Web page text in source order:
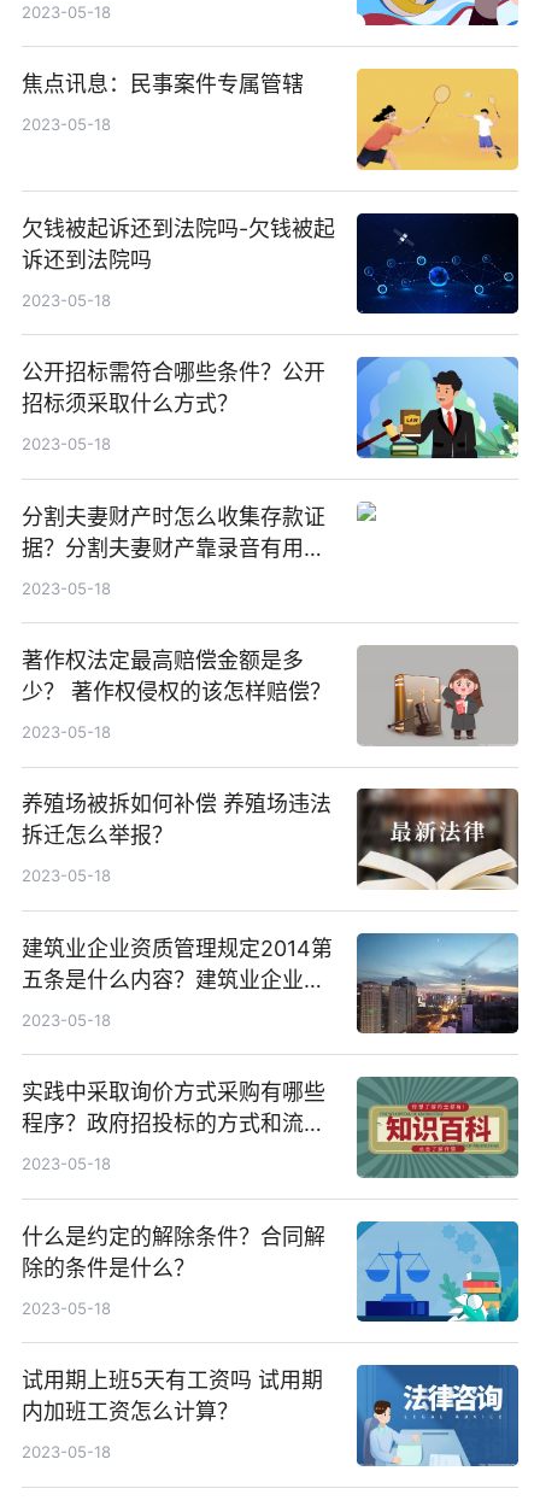
2023-05-18
焦点讯息：民事案件专属管辖
2023-05-18
欠钱被起诉还到法院吗-欠钱被起
诉还到法院吗
2023-05-18
公开招标需符合哪些条件？公开
招标须采取什么方式？
2023-05-18
分割夫妻财产时怎么收集存款证
据？分割夫妻财产靠录音有用
吗？
2023-05-18
著作权法定最高赔偿金额是多
少？ 著作权侵权的该怎样赔偿？
2023-05-18
养殖场被拆如何补偿 养殖场违法
拆迁怎么举报？
2023-05-18
建筑业企业资质管理规定2014第
五条是什么内容？建筑业企业资
质分为哪三个序列？
2023-05-18
实践中采取询价方式采购有哪些
程序？政府招投标的方式和流程
有哪些？
2023-05-18
什么是约定的解除条件？合同解
除的条件是什么？
2023-05-18
试用期上班5天有工资吗 试用期
内加班工资怎么计算？
2023-05-18